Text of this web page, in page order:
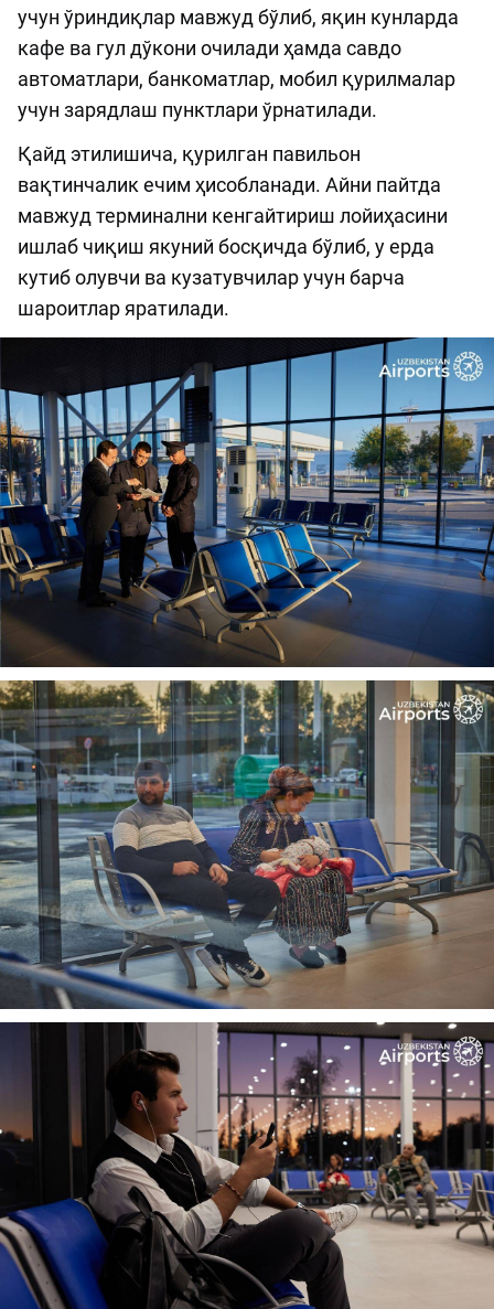
учун ўриндиқлар мавжуд бўлиб, яқин кунларда
кафе ва гул дўкони очилади ҳамда савдо
автоматлари, банкоматлар, мобил қурилмалар
учун зарядлаш пунктлари ўрнатилади.
Қайд этилишича, қурилган павильон
вақтинчалик ечим ҳисобланади. Айни пайтда
мавжуд терминални кенгайтириш лойиҳасини
ишлаб чиқиш якуний босқичда бўлиб, у ерда
кутиб олувчи ва кузатувчилар учун барча
шароитлар яратилади.